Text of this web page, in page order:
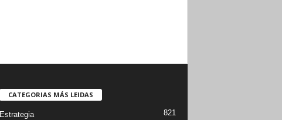
CATEGORIAS MÁS LEIDAS
Estrategia 821